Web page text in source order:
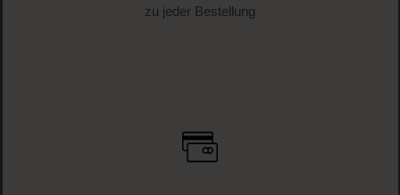
zu jeder Bestellung